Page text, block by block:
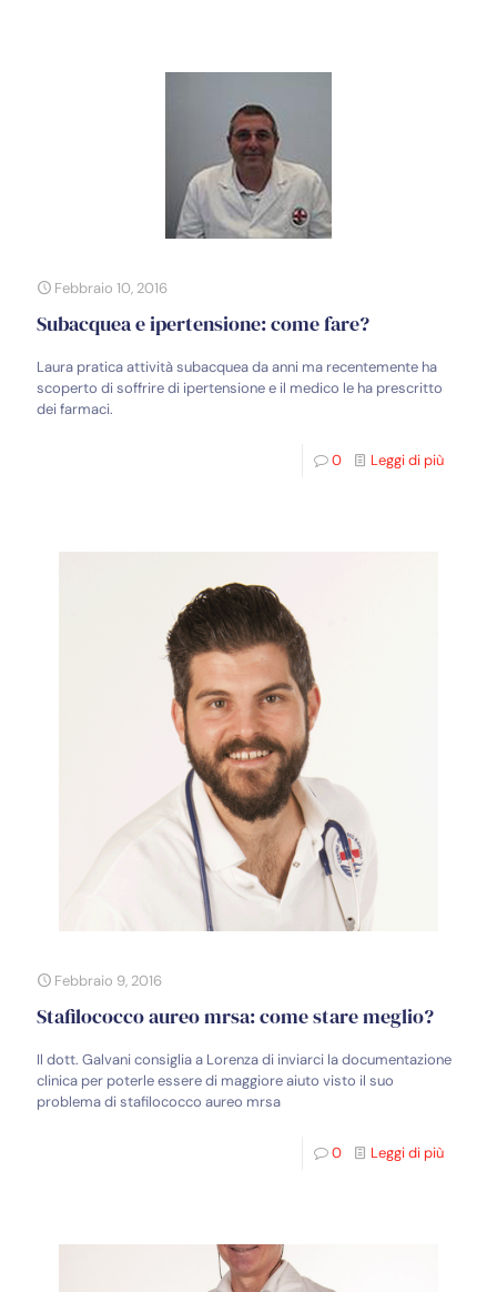
Febbraio 10, 2016
Subacquea e ipertensione: come fare?
Laura pratica attività subacquea da anni ma recentemente ha
scoperto di soffrire di ipertensione e il medico le ha prescritto
dei farmaci.
0 Leggi di più
Febbraio 9, 2016
Stafilococco aureo mrsa: come stare meglio?
Il dott. Galvani consiglia a Lorenza di inviarci la documentazione
clinica per poterle essere di maggiore aiuto visto il suo
problema di stafilococco aureo mrsa
0 Leggi di più